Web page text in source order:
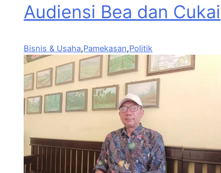
Audiensi Bea dan Cukai
Bisnis & Usaha,Pamekasan,Politik